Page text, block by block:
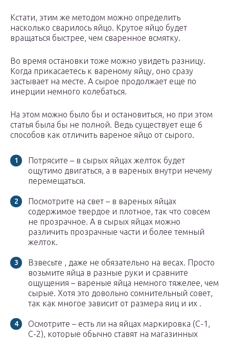
Кстати, этим же методом можно определить
насколько сварилось яйцо. Крутое яйцо будет
вращаться быстрее, чем сваренное всмятку.
Во время остановки тоже можно увидеть разницу.
Когда прикасаетесь к вареному яйцу, оно сразу
застывает на месте. А сырое продолжает еще по
инерции немного колебаться.
На этом можно было бы и остановиться, но при этом
статья была бы не полной. Ведь существует еще 6
способов как отличить вареное яйцо от сырого.
Потрясите – в сырых яйцах желток будет
ощутимо двигаться, а в вареных внутри нечему
перемещаться.
Посмотрите на свет – в вареных яйцах
содержимое твердое и плотное, так что совсем
не прозрачное. А в сырых яйцах можно
различить прозрачные части и более темный
желток.
Взвесьте , даже не обязательно на весах. Просто
возьмите яйца в разные руки и сравните
ощущения – вареные яйца немного тяжелее, чем
сырые. Хотя это довольно сомнительный совет,
так как многое зависит от размера яиц и их .
Осмотрите – есть ли на яйцах маркировка (С-1,
С-2), которые обычно ставят на магазинных